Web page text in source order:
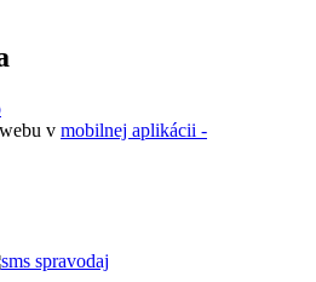
v mobilnej aplikácii -